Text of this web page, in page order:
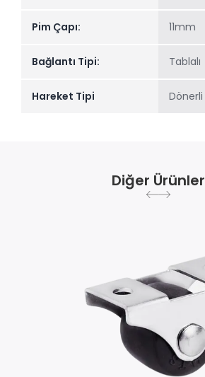
Pim Çapı: 11mm
Bağlantı Tipi: Tablalı
Hareket Tipi Dönerli
Diğer Ürünler